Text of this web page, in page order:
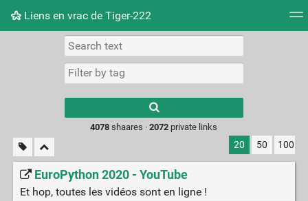
Liens en vrac de Tiger-222
Picture wall
results.
4078 shaares ·2072 private links
20 50 100
EuroPython 2020 - YouTube
Et hop, toutes les vidéos sont en ligne !